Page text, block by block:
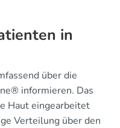
in
über die
informieren. Das
Haut eingearbeitet
Verteilung über den